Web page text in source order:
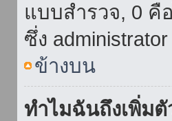
แบบสำรวจ, 0 คื
ซึ่ง
ข้างบน
ทำไมฉันถึงเพิ่ม